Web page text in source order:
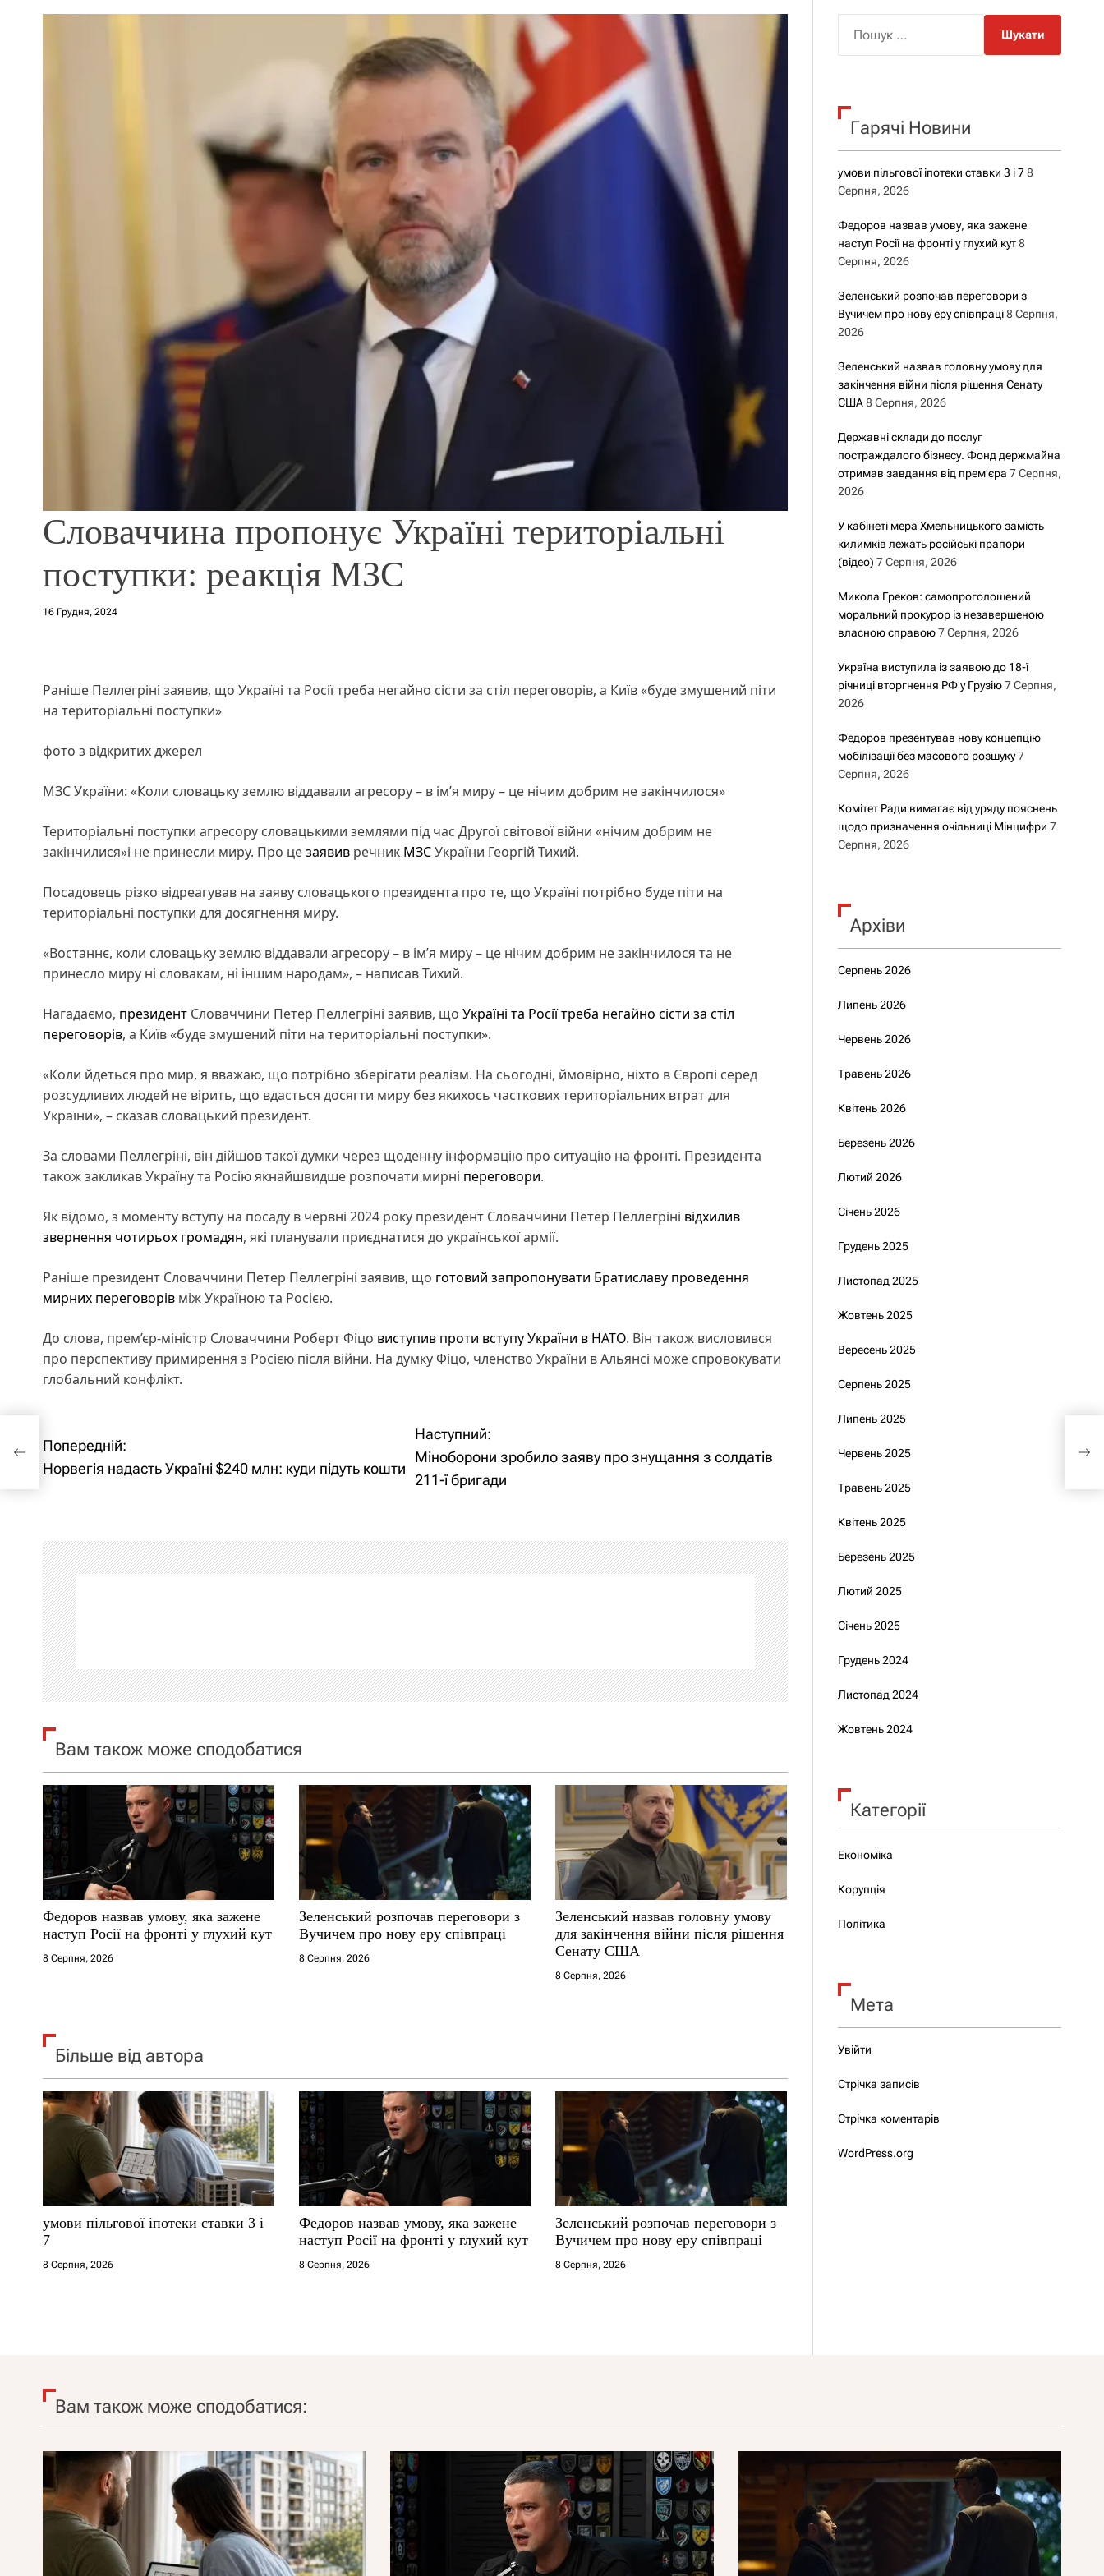
р
о
у
Словаччина пропонує Україні територіальні
поступки: реакція МЗС
16 Грудня, 2024
Раніше Пеллегріні заявив, що Україні та Росії треба негайно сісти за стіл переговорів, а Київ «буде змушений піти
на територіальні поступки»
фото з відкритих джерел
МЗС України: «Коли словацьку землю віддавали агресору – в ім’я миру – це нічим добрим не закінчилося»
Територіальні поступки агресору словацькими землями під час Другої світової війни «нічим добрим не
закінчилися»і не принесли миру. Про цезаявив речник МЗСУкраїни Георгій Тихий.
Посадовець різко відреагував на заяву словацького президента про те, що Україні потрібно буде піти на
територіальні поступки для досягнення миру.
«Востаннє, коли словацьку землю віддавали агресору – в ім’я миру – це нічим добрим не закінчилося та не
принесло миру ні словакам, ні іншим народам», – написав Тихий.
Нагадаємо, президент Словаччини Петер Пеллегріні заявив, що Україні та Росії треба негайно сісти за стіл
переговорів, а Київ «буде змушений піти на територіальні поступки».
«Коли йдеться про мир, я вважаю, що потрібно зберігати реалізм. На сьогодні, ймовірно, ніхто в Європі серед
розсудливих людей не вірить, що вдасться досягти миру без якихось часткових територіальних втрат для
України», – сказав словацький президент.
За словами Пеллегріні, він дійшов такої думки через щоденну інформацію про ситуацію на фронті. Президента
також закликав Україну та Росію якнайшвидше розпочати мирні переговори.
Як відомо, з моменту вступу на посаду в червні 2024 року президент Словаччини Петер Пеллегріні відхилив
звернення чотирьох громадян, які планували приєднатися до української армії.
Раніше президент Словаччини Петер Пеллегріні заявив, що готовий запропонувати Братиславу проведення
мирних переговорів між Україною та Росією.
До слова, прем’єр-міністр Словаччини Роберт Фіцо виступив проти вступу України в НАТО. Він також висловився
про перспективу примирення з Росією після війни. На думку Фіцо, членство України в Альянсі може спровокувати
глобальний конфлікт.
Н
а
і
г
а
ц
і
я
а
п
с
і
в
Попередній:
Норвегія надасть Україні $240 млн: куди підуть кошти
Наступний:
Міноборони зробило заяву про знущання з солдатів
211-ї бригади
Вам також може сподобатися
Федоров назвав умову, яка зажене
наступ Росії на фронті у глухий кут
8 Серпня, 2026
Зеленський розпочав переговори з
Вучичем про нову еру співпраці
8 Серпня, 2026
Зеленський назвав головну умову
для закінчення війни після рішення
Сенату США
8 Серпня, 2026
Більше від автора
умови пільгової іпотеки ставки 3 і
7
8 Серпня, 2026
Федоров назвав умову, яка зажене
наступ Росії на фронті у глухий кут
8 Серпня, 2026
Зеленський розпочав переговори з
Вучичем про нову еру співпраці
8 Серпня, 2026
к
Гарячі Новини
умови пільгової іпотеки ставки 3 і 7 8
Серпня, 2026
Федоров назвав умову, яка зажене
наступ Росії на фронті у глухий кут 8
Серпня, 2026
Зеленський розпочав переговори з
Вучичем про нову еру співпраці 8 Серпня,
2026
Зеленський назвав головну умову для
закінчення війни після рішення Сенату
США 8 Серпня, 2026
Державні склади до послуг
постраждалого бізнесу. Фонд держмайна
отримав завдання від прем’єра 7 Серпня,
2026
У кабінеті мера Хмельницького замість
килимків лежать російські прапори
(відео) 7 Серпня, 2026
Микола Греков: самопроголошений
моральний прокурор із незавершеною
власною справою 7 Серпня, 2026
Україна виступила із заявою до 18-ї
річниці вторгнення РФ у Грузію 7 Серпня,
2026
Федоров презентував нову концепцію
мобілізації без масового розшуку 7
Серпня, 2026
Комітет Ради вимагає від уряду пояснень
щодо призначення очільниці Мінцифри 7
Серпня, 2026
Архіви
Серпень 2026
Липень 2026
Червень 2026
Травень 2026
Квітень 2026
Березень 2026
Лютий 2026
Січень 2026
Грудень 2025
Листопад 2025
Жовтень 2025
Вересень 2025
Серпень 2025
Липень 2025
Червень 2025
Травень 2025
Квітень 2025
Березень 2025
Лютий 2025
Січень 2025
Грудень 2024
Листопад 2024
Жовтень 2024
Категорії
Економіка
Корупція
Політика
Мета
Увійти
Стрічка записів
Стрічка коментарів
WordPress.org
Вам також може сподобатися: